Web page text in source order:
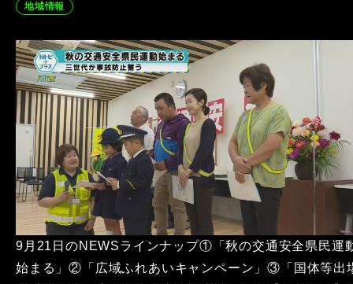
地域情報
9月21日のNEWSラインナップ①「秋の交通安全県民運
始まる」②「広域ふれあいキャンペーン」③「国体等出